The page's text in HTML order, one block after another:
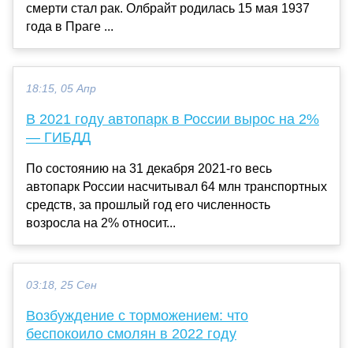
смерти стал рак. Олбрайт родилась 15 мая 1937
года в Праге ...
18:15, 05 Апр
В 2021 году автопарк в России вырос на 2%
— ГИБДД
По состоянию на 31 декабря 2021-го весь
автопарк России насчитывал 64 млн транспортных
средств, за прошлый год его численность
возросла на 2% относит...
03:18, 25 Сен
Возбуждение с торможением: что
беспокоило смолян в 2022 году